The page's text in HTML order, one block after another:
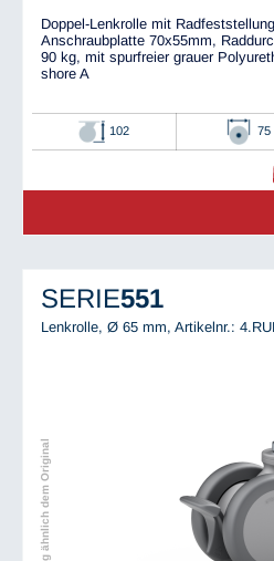
Doppel-Lenkrolle mit
Anschraubplatte 70x55mm,
90 kg, mit spurfreier grauer
shore A
102 75
SERIE551
Lenkrolle, Ø 65 mm, Artikelnr.:
Abbildung ähnlich dem Original